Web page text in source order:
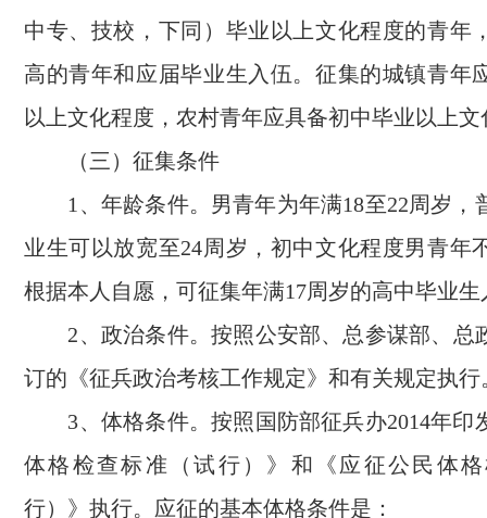
中专、技校，下同）毕业以上文化程度的青年
高的青年和应届毕业生入伍。征集的城镇青年
以上文化程度，农村青年应具备初中毕业以上文
（三）征集条件
1、年龄条件。男青年为年满18至22周岁，
业生可以放宽至24周岁，初中文化程度男青年
根据本人自愿，可征集年满17周岁的高中毕业生
2、政治条件。按照公安部、总参谋部、总
订的《征兵政治考核工作规定》和有关规定执行
3、体格条件。按照国防部征兵办2014年印
体格检查标准（试行）》和《应征公民体
行）》执行。应征的基本体格条件是：